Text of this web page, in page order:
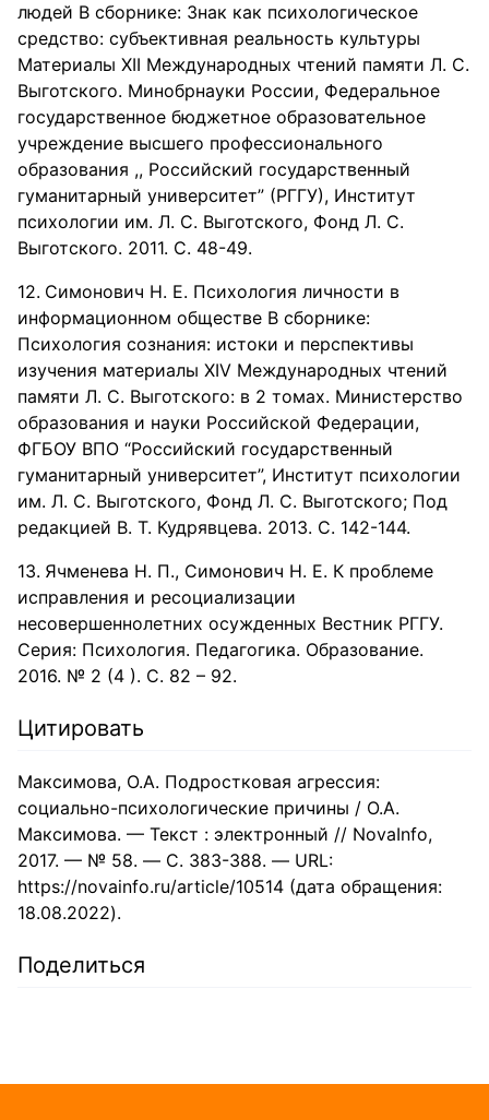
людей В сборнике: Знак как психологическое
средство: субъективная реальность культуры
Материалы XII Международных чтений памяти Л. С.
Выготского. Минобрнауки России, Федеральное
государственное бюджетное образовательное
учреждение высшего профессионального
образования ,, Российский государственный
гуманитарный университет” (РГГУ), Институт
психологии им. Л. С. Выготского, Фонд Л. С.
Выготского. 2011. С. 48-49.
Симонович Н. Е. Психология личности в
информационном обществе В сборнике:
Психология сознания: истоки и перспективы
изучения материалы XIV Международных чтений
памяти Л. С. Выготского: в 2 томах. Министерство
образования и науки Российской Федерации,
ФГБОУ ВПО “Российский государственный
гуманитарный университет”, Институт психологии
им. Л. С. Выготского, Фонд Л. С. Выготского; Под
редакцией В. Т. Кудрявцева. 2013. С. 142-144.
Ячменева Н. П., Симонович Н. Е. К проблеме
исправления и ресоциализации
несовершеннолетних осужденных Вестник РГГУ.
Серия: Психология. Педагогика. Образование.
2016. № 2 (4 ). С. 82 – 92.
Цитировать
Максимова, О.А. Подростковая агрессия:
социально-психологические причины / О.А.
Максимова. — Текст : электронный // NovaInfo,
2017. — № 58. — С. 383-388. — URL:
https://novainfo.ru/article/10514 (дата обращения:
18.08.2022).
Поделиться